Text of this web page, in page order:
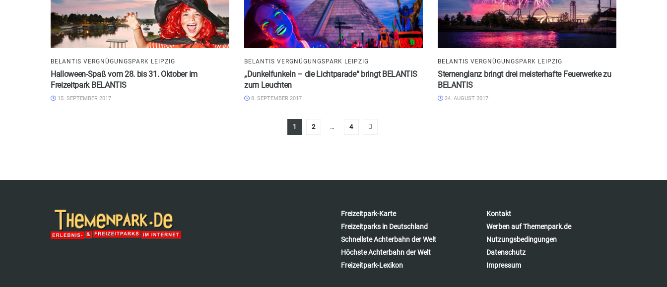
BELANTIS VERGNÜGUNGSPARK LEIPZIG
Halloween-Spaß vom 28. bis 31. Oktober im
Freizeitpark BELANTIS
15. SEPTEMBER 2017
BELANTIS VERGNÜGUNGSPARK LEIPZIG
„Dunkelfunkeln – die Lichtparade“ bringt BELANTIS
zum Leuchten
8. SEPTEMBER 2017
BELANTIS VERGNÜGUNGSPARK LEIPZIG
Sternenglanz bringt drei meisterhafte Feuerwerke zu
BELANTIS
24. AUGUST 2017
1 2 … 4
Freizeitpark-Karte
Freizeitparks in Deutschland
Schnellste Achterbahn der Welt
Höchste Achterbahn der Welt
Freizeitpark-Lexikon
Kontakt
Werben auf Themenpark.de
Nutzungsbedingungen
Datenschutz
Impressum